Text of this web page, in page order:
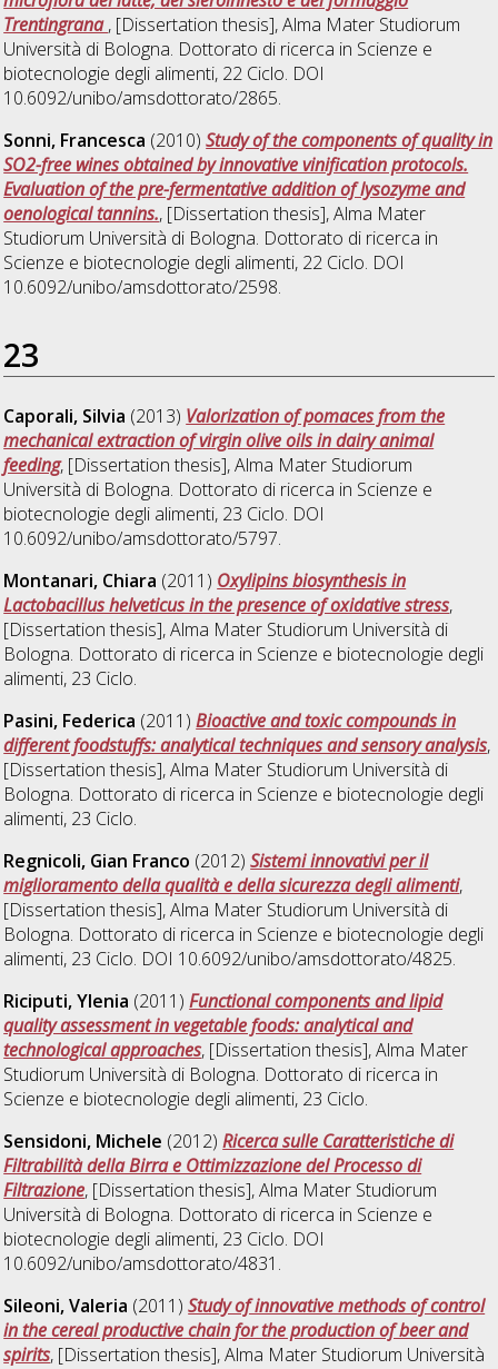
Trentingrana, [Dissertation thesis], Alma Mater Studiorum
Università di Bologna. Dottorato di ricerca in Scienze e
biotecnologie degli alimenti, 22 Ciclo. DOI
10.6092/unibo/amsdottorato/2865.
Sonni, Francesca (2010)Study of the components of quality in
SO2-free wines obtained by innovative vinification protocols.
Evaluation of the pre-fermentative addition of lysozyme and
oenological tannins., [Dissertation thesis], Alma Mater
Studiorum Università di Bologna. Dottorato di ricerca in
Scienze e biotecnologie degli alimenti, 22 Ciclo. DOI
10.6092/unibo/amsdottorato/2598.
23
Caporali, Silvia (2013) Valorization of pomaces from the
mechanical extraction of virgin olive oils in dairy animal
feeding, [Dissertation thesis], Alma Mater Studiorum
Università di Bologna. Dottorato di ricerca in Scienze e
biotecnologie degli alimenti, 23 Ciclo. DOI
10.6092/unibo/amsdottorato/5797.
Montanari, Chiara (2011) Oxylipins biosynthesis in
Lactobacillus helveticus in the presence of oxidative stress,
[Dissertation thesis], Alma Mater Studiorum Università di
Bologna. Dottorato di ricerca in Scienze e biotecnologie degli
alimenti, 23 Ciclo.
Pasini, Federica (2011)Bioactive and toxic compounds in
different foodstuffs: analytical techniques and sensory analysis,
[Dissertation thesis], Alma Mater Studiorum Università di
Bologna. Dottorato di ricerca in Scienze e biotecnologie degli
alimenti, 23 Ciclo.
Regnicoli, Gian Franco (2012)Sistemi innovativi per il
miglioramento della qualità e della sicurezza degli alimenti,
[Dissertation thesis], Alma Mater Studiorum Università di
Bologna. Dottorato di ricerca in Scienze e biotecnologie degli
alimenti, 23 Ciclo. DOI 10.6092/unibo/amsdottorato/4825.
Riciputi, Ylenia (2011)Functional components and lipid
quality assessment in vegetable foods: analytical and
technological approaches, [Dissertation thesis], Alma Mater
Studiorum Università di Bologna. Dottorato di ricerca in
Scienze e biotecnologie degli alimenti, 23 Ciclo.
Sensidoni, Michele (2012)Ricerca sulle Caratteristiche di
Filtrabilità della Birra e Ottimizzazione del Processo di
Filtrazione, [Dissertation thesis], Alma Mater Studiorum
Università di Bologna. Dottorato di ricerca in Scienze e
biotecnologie degli alimenti, 23 Ciclo. DOI
10.6092/unibo/amsdottorato/4831.
Sileoni, Valeria (2011)Study of innovative methods of control
in the cereal productive chain for the production of beer and
spirits, [Dissertation thesis], Alma Mater Studiorum Università